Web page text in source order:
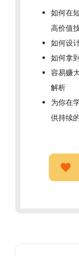
如何在
高价值
如何设
如何拿
容易赚
解析
为你在
供持续